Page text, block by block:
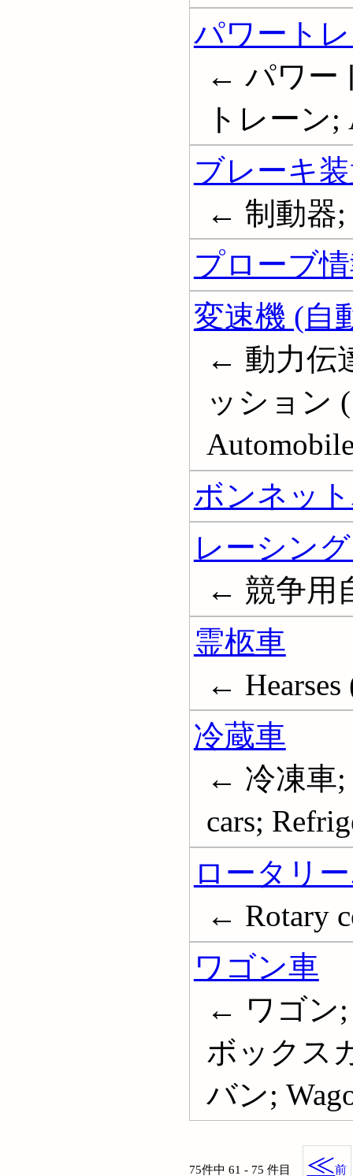
パワート
← パワー
トレーン;
ブレーキ
← 制動器;
プローブ
変速機 (自
← 動力伝
ッション
ボンネッ
レーシン
← 競争用
霊柩車
← Hearses
冷蔵車
← 冷凍車;
cars;
ロータリ
← Rotary
ワゴン車
← ワゴン;
ボックス
バン;
75件中 61 - 75 件目 ≪前